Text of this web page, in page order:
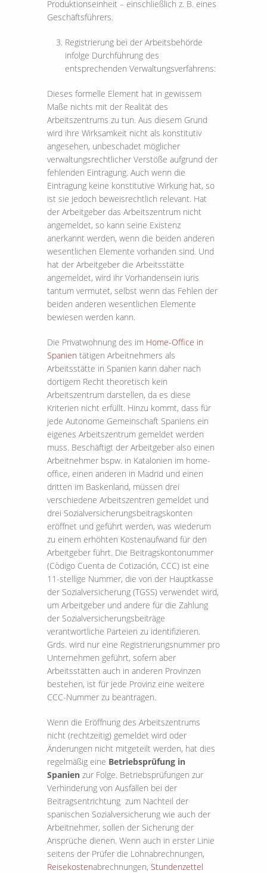
Produktionseinheit – einschließlich z. B. eines
Geschäftsführers.
Registrierung bei der Arbeitsbehörde
infolge Durchführung des
entsprechenden Verwaltungsverfahrens:
Dieses formelle Element hat in gewissem
Maße nichts mit der Realität des
Arbeitszentrums zu tun. Aus diesem Grund
wird ihre Wirksamkeit nicht als konstitutiv
angesehen, unbeschadet möglicher
verwaltungsrechtlicher Verstöße aufgrund der
fehlenden Eintragung. Auch wenn die
Eintragung keine konstitutive Wirkung hat, so
ist sie jedoch beweisrechtlich relevant. Hat
der Arbeitgeber das Arbeitszentrum nicht
angemeldet, so kann seine Existenz
anerkannt werden, wenn die beiden anderen
wesentlichen Elemente vorhanden sind. Und
hat der Arbeitgeber die Arbeitsstätte
angemeldet, wird ihr Vorhandensein iuris
tantum vermutet, selbst wenn das Fehlen der
beiden anderen wesentlichen Elemente
bewiesen werden kann.
Die Privatwohnung des im Home-Office in
Spanien tätigen Arbeitnehmers als
Arbeitsstätte in Spanien kann daher nach
dortigem Recht theoretisch kein
Arbeitszentrum darstellen, da es diese
Kriterien nicht erfüllt. Hinzu kommt, dass für
jede Autonome Gemeinschaft Spaniens ein
eigenes Arbeitszentrum gemeldet werden
muss. Beschäftigt der Arbeitgeber also einen
Arbeitnehmer bspw. in Katalonien im home-
office, einen anderen in Madrid und einen
dritten im Baskenland, müssen drei
verschiedene Arbeitszentren gemeldet und
drei Sozialversicherungsbeitragskonten
eröffnet und geführt werden, was wiederum
zu einem erhöhten Kostenaufwand für den
Arbeitgeber führt. Die Beitragskontonummer
(Còdigo Cuenta de Cotización, CCC) ist eine
11-stellige Nummer, die von der Hauptkasse
der Sozialversicherung (TGSS) verwendet wird,
um Arbeitgeber und andere für die Zahlung
der Sozialversicherungsbeiträge
verantwortliche Parteien zu identifizieren.
Grds. wird nur eine Registrierungsnummer pro
Unternehmen geführt, sofern aber
Arbeitsstätten auch in anderen Provinzen
bestehen, ist für jede Provinz eine weitere
CCC-Nummer zu beantragen.
Wenn die Eröffnung des Arbeitszentrums
nicht (rechtzeitig) gemeldet wird oder
Änderungen nicht mitgeteilt werden, hat dies
regelmäßig eine Betriebsprüfung in
Spanien zur Folge. Betriebsprüfungen zur
Verhinderung von Ausfällen bei der
Beitragsentrichtung zum Nachteil der
spanischen Sozialversicherung wie auch der
Arbeitnehmer, sollen der Sicherung der
Ansprüche dienen. Wenn auch in erster Linie
seitens der Prüfer die Lohnabrechnungen,
Reisekostenabrechnungen, Stundenzettel